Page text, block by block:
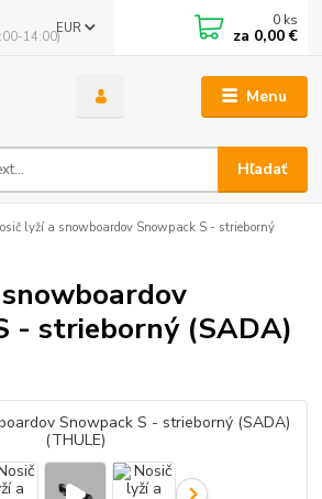
Menu
EUR
Hľadať
14:00)
0 ks
za 0,00 €
lyží a snowboardov Snowpack S - strieborný
- strieborný (SADA)